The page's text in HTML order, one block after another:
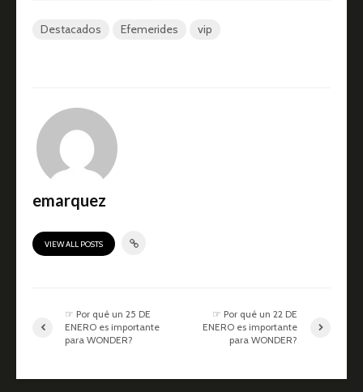
Destacados Efemerides vip
emarquez
VIEW ALL POSTS
☞ Por qué un 25 DE
ENERO es importante
para WONDER?
☞ Por qué un 22 DE
ENERO es importante
para WONDER?